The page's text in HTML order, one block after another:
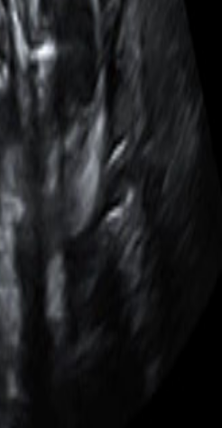
DVD s fotografijama i
:-) . Na ovoj slici jasno se